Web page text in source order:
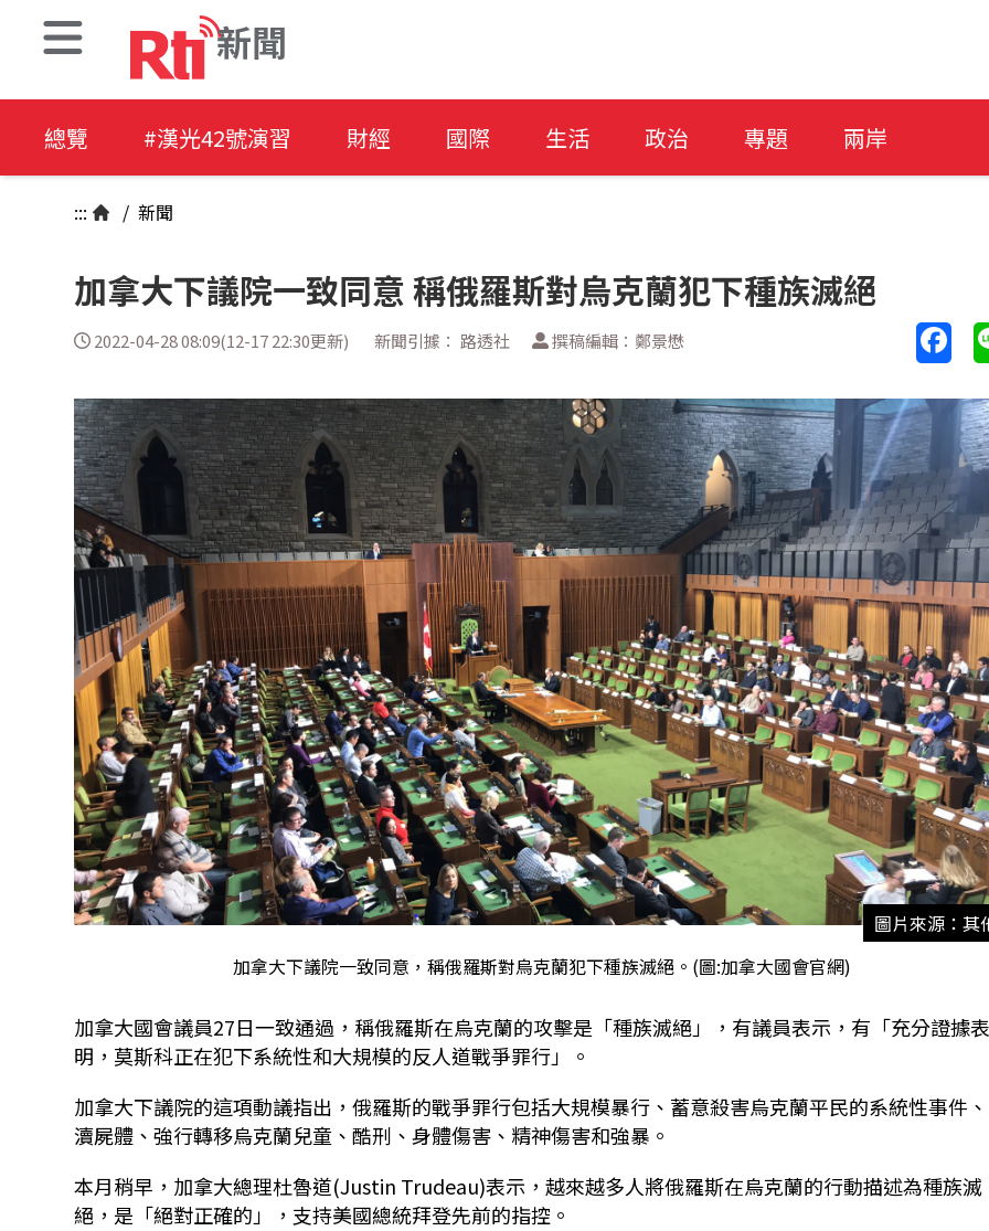
新聞
總覽 #漢光42號演習 財經 國際 生活 政治 專題 兩岸
::: / 新聞
加拿大下議院一致同意 稱俄羅斯對烏克蘭犯下種族滅絕
2022-04-28 08:09(12-17 22:30更新) 新聞引據： 路透社 撰稿編輯：鄭景懋
圖片來源：其
加拿大下議院一致同意，稱俄羅斯對烏克蘭犯下種族滅絕。(圖:加拿大國會官網)
加拿大國會議員27日一致通過，稱俄羅斯在烏克蘭的攻擊是「種族滅絕」，有議員表示，有「充分證據
明，莫斯科正在犯下系統性和大規模的反人道戰爭罪行」。
加拿大下議院的這項動議指出，俄羅斯的戰爭罪行包括大規模暴行、蓄意殺害烏克蘭平民的系統性事件
瀆屍體、強行轉移烏克蘭兒童、酷刑、身體傷害、精神傷害和強暴。
本月稍早，加拿大總理杜魯道(Justin Trudeau)表示，越來越多人將俄羅斯在烏克蘭的行動描述為種族滅
絕，是「絕對正確的」，支持美國總統拜登先前的指控。